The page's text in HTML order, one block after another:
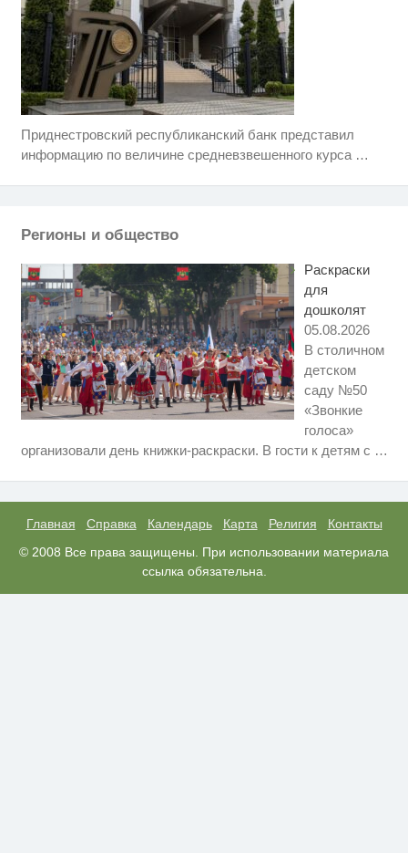
Приднестровский республиканский банк представил
информацию по величине средневзвешенного курса …
Регионы и общество
Раскраски
для
дошколят
05.08.2026
В столичном
детском
саду №50
«Звонкие
голоса»
организовали день книжки-раскраски. В гости к детям с …
Главная Справка Календарь Карта Религия
Контакты
© 2008 Все права защищены. При использовании материала
ссылка обязательна.
i
Королева вагона отожгла! Видео
Ржу не переставая, это видео
Этот танец невесты оставит вас
Крыма: Что люди вытворяют,
i
Ролик из Омска: вы будете
смеяться долго